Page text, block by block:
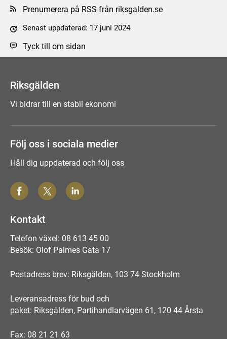
Prenumerera på RSS från riksgalden.se
Senast uppdaterad: 17 juni 2024
Tyck till om sidan
Riksgälden
Vi bidrar till en stabil ekonomi
Följ oss i sociala medier
Håll dig uppdaterad och följ oss
Kontakt
Telefon växel: 08 613 45 00
Besök: Olof Palmes Gata 17
Postadress brev: Riksgälden, 103 74 Stockholm
Leveransadress för bud och
paket: Riksgälden, Partihandlarvägen 61, 120 44 Årsta
Fax: 08 21 21 63